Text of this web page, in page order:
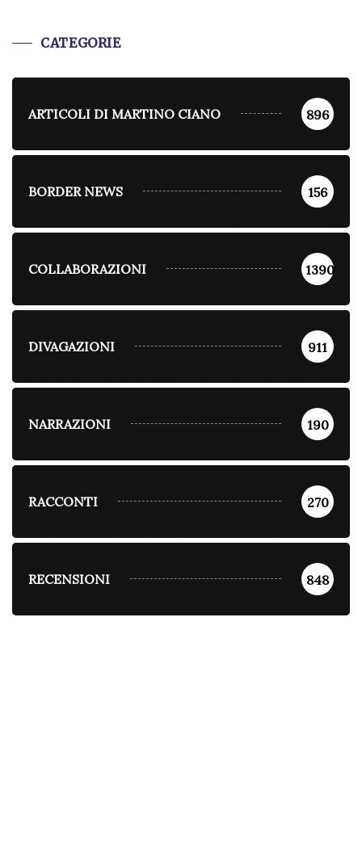
CATEGORIE
ARTICOLI DI MARTINO CIANO 896
BORDER NEWS 156
COLLABORAZIONI 1390
DIVAGAZIONI 911
NARRAZIONI 190
RACCONTI 270
RECENSIONI 848